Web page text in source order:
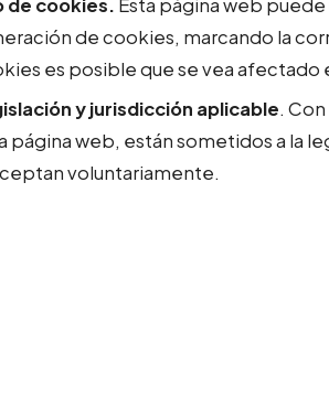
de cookies. Esta página web
de cookies, marcando la
es posible que se vea
y jurisdicción aplicable.
página web, están sometidos a la
voluntariamente.